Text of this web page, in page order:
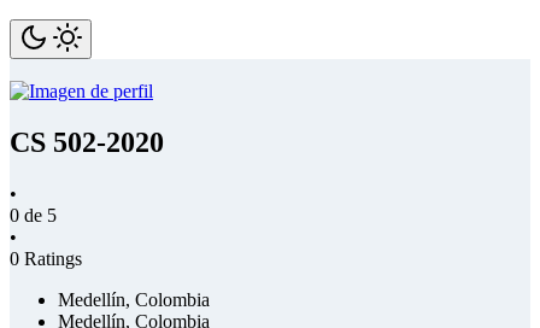
CS 502-2020
•
0 de 5
•
0 Ratings
Medellín, Colombia
Medellín, Colombia